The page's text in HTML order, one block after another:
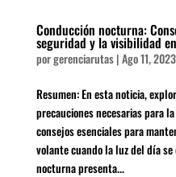
Conducción nocturna:
seguridad y la visibilidad
porgerenciarutas|Ago 11, 2023
Resumen: En esta noticia,
precauciones necesarias para
consejos esenciales para
volante cuando la luz del día se
nocturna presenta...